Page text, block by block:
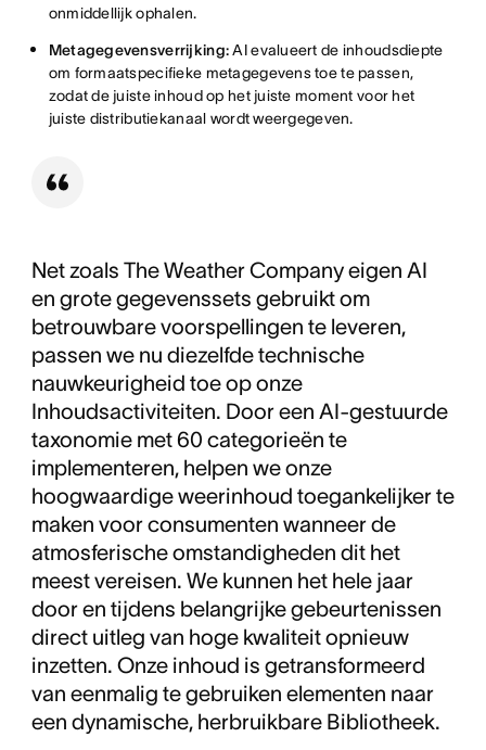
onmiddellijk ophalen.
Metagegevensverrijking:AI evalueert de inhoudsdiepte
om formaatspecifieke metagegevens toe te passen,
zodat de juiste inhoud op het juiste moment voor het
juiste distributiekanaal wordt weergegeven.
Net zoals The Weather Company eigen AI
en grote gegevenssets gebruikt om
betrouwbare voorspellingen te leveren,
passen we nu diezelfde technische
nauwkeurigheid toe op onze
Inhoudsactiviteiten. Door een AI-gestuurde
taxonomie met 60 categorieën te
implementeren, helpen we onze
hoogwaardige weerinhoud toegankelijker te
maken voor consumenten wanneer de
atmosferische omstandigheden dit het
meest vereisen. We kunnen het hele jaar
door en tijdens belangrijke gebeurtenissen
direct uitleg van hoge kwaliteit opnieuw
inzetten. Onze inhoud is getransformeerd
van eenmalig te gebruiken elementen naar
een dynamische, herbruikbare Bibliotheek.